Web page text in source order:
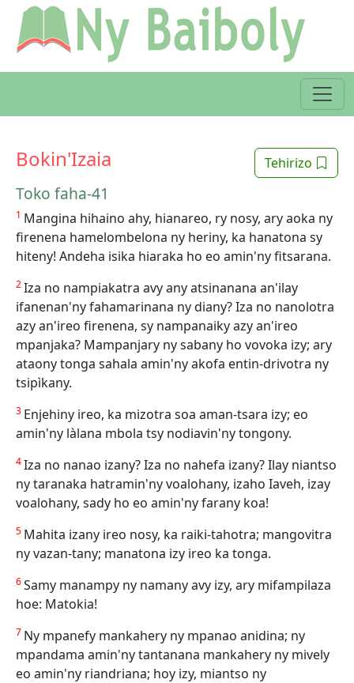
Tehirizo
Bokin'Izaia
Toko faha-41
1 Mangina hihaino ahy, hianareo, ry nosy, ary aoka ny
firenena hamelombelona ny heriny, ka hanatona sy
hiteny! Andeha isika hiaraka ho eo amin'ny fitsarana.
2Iza no nampiakatra avy any atsinanana an'ilay
ifanenan'ny fahamarinana ny diany? Iza no nanolotra
azy an'ireo firenena, sy nampanaiky azy an'ireo
mpanjaka? Mampanjary ny sabany ho vovoka izy; ary
ataony tonga sahala amin'ny akofa entin-drivotra ny
tsipìkany.
3 Enjehiny ireo, ka mizotra soa aman-tsara izy; eo
amin'ny làlana mbola tsy nodiavin'ny tongony.
4Iza no nanao izany? Iza no nahefa izany? Ilay niantso
ny taranaka hatramin'ny voalohany, izaho Iaveh, izay
voalohany, sady ho eo amin'ny farany koa!
5 Mahita izany ireo nosy, ka raiki-tahotra; mangovitra
ny vazan-tany; manatona izy ireo ka tonga.
6Samy manampy ny namany avy izy, ary mifampilaza
hoe: Matokia!
7 Ny mpanefy mankahery ny mpanao anidina; ny
mpandama amin'ny tantanana mankahery ny mively
eo amin'ny riandriana; hoy izy, miantso ny